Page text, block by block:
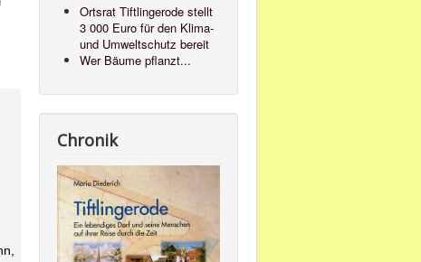
Ortsrat Tiftlingerode stellt
3 000 Euro für den Klima-
und Umweltschutz bereit
Wer Bäume pflanzt...
Chronik